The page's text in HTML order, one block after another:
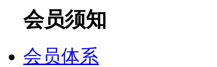
会员须知
会员体系